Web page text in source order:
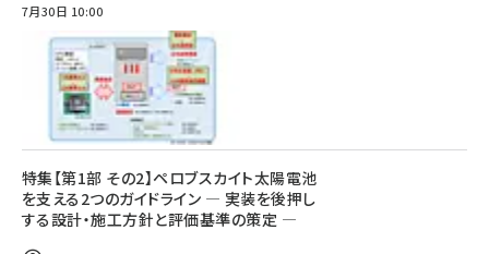
7月30日 10:00
特集【第1部 その2】ペロブスカイト太陽電池
を支える2つのガイドライン ― 実装を後押し
する設計・施工方針と評価基準の策定 ―